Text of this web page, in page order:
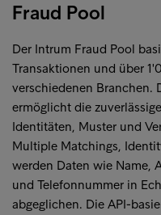
Fraud Pool
Der Intrum Fraud Pool
Transaktionen und über
verschiedenen Branchen.
ermöglicht die
Identitäten, Muster und
Multiple Matchings,
werden Daten wie Name,
und Telefonnummer in
abgeglichen. Die API-